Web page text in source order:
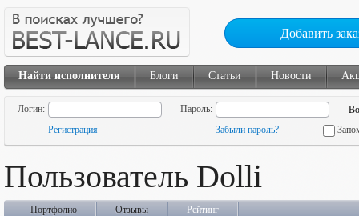
Добавить
Найти исполнителя Блоги Статьи Новости
Логин:
Пароль:
Регистрация
Забыли пароль?
Пользователь Dolli
Портфолио Отзывы Рейтинг